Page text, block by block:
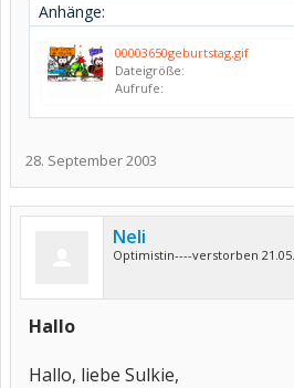
Anhänge:
00003650geburtstag.gif
Dateigröße:
Aufrufe:
28. September 2003
Neli
Optimistin----verstorben
Hallo
Hallo, liebe Sulkie,